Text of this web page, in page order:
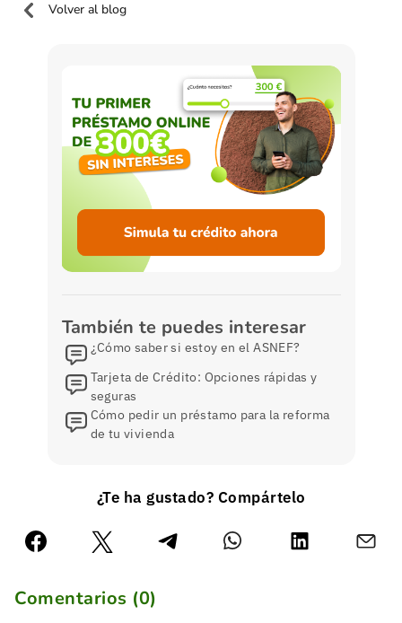
Volver al blog
También te puedes interesar
¿Cómo saber si estoy en el ASNEF?
Tarjeta de Crédito: Opciones rápidas y
seguras
Cómo pedir un préstamo para la reforma
de tu vivienda
¿Te ha gustado? Compártelo
Comentarios (0)